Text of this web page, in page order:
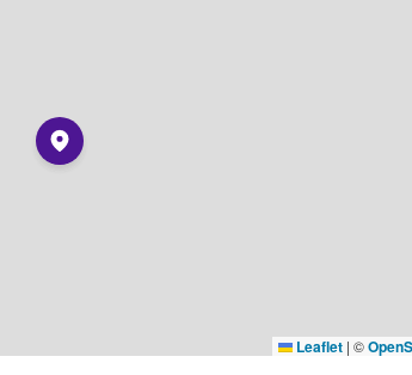
Leaflet | ©